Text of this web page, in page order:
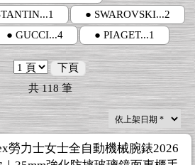
● SWAROVSKI...2
● GUCCI...4 ● PIAGET...1
下頁
共118筆
勞力士女士全自動機械腕錶2026